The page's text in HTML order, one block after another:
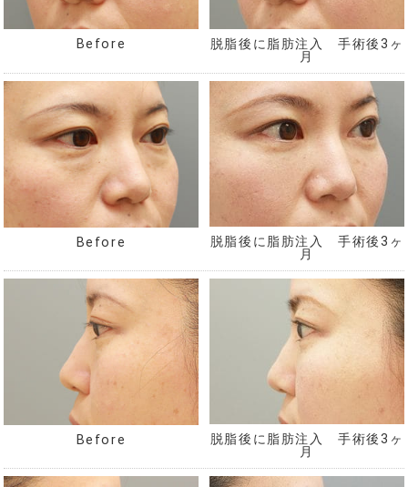
Before
脱脂後に脂肪注入 手術後3ヶ
月
Before
脱脂後に脂肪注入 手術後3ヶ
月
Before
脱脂後に脂肪注入 手術後3ヶ
月